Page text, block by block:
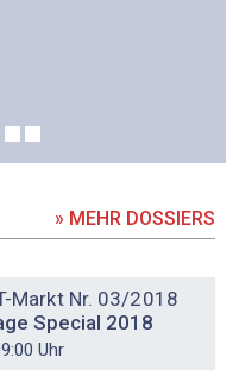
» MEHR DOSSIERS
Markt Nr. 03/2018
Special 2018
Uhr